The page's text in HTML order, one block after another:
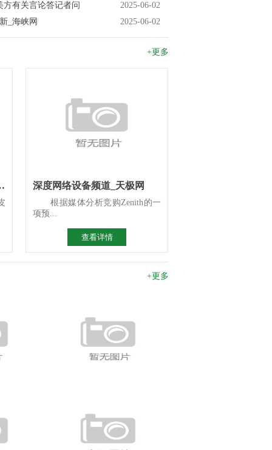
有关言论答记者问
2025-06-02
_海峡网
2025-06-02
+更多
智能化选型指南 深度网络设备频道_天极网
根据媒体分析竞购Zenith的一
项预...
查看详情
+更多